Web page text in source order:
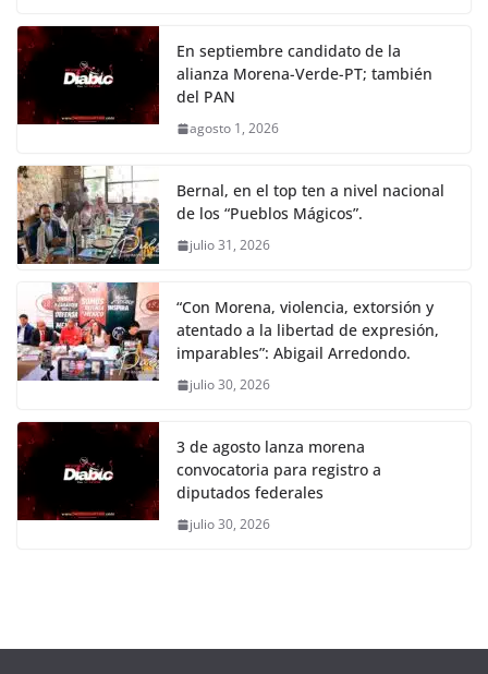
En septiembre candidato de la
alianza Morena-Verde-PT; también
del PAN
agosto 1, 2026
Bernal, en el top ten a nivel nacional
de los “Pueblos Mágicos”.
julio 31, 2026
“Con Morena, violencia, extorsión y
atentado a la libertad de expresión,
imparables”: Abigail Arredondo.
julio 30, 2026
3 de agosto lanza morena
convocatoria para registro a
diputados federales
julio 30, 2026